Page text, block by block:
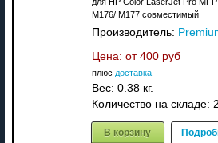
M176/ M177 совместимый
Производитель:
Цена: от 400 руб
плюс доставка
Вес: 0.38 кг.
Количество на складе:
В корзину